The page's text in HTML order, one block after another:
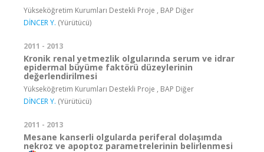
Yükseköğretim Kurumları Destekli Proje , BAP Diğer
DİNCER Y. (Yürütücü)
2011 - 2013
Kronik renal yetmezlik olgularında serum ve idrar
epidermal büyüme faktörü düzeylerinin
değerlendirilmesi
Yükseköğretim Kurumları Destekli Proje , BAP Diğer
DİNCER Y. (Yürütücü)
2011 - 2013
Mesane kanserli olgularda periferal dolaşımda
nekroz ve apoptoz parametrelerinin belirlenmesi